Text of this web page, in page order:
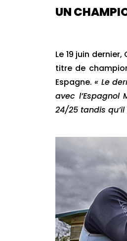
UN
Le 19 juin
titre de
Espagne. « Le
avec l’Espagnol
24/25 tandis